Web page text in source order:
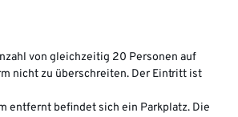
von gleichzeitig 20 Personen auf
nicht zu überschreiten. Der Eintritt ist
entfernt befindet sich ein Parkplatz. Die